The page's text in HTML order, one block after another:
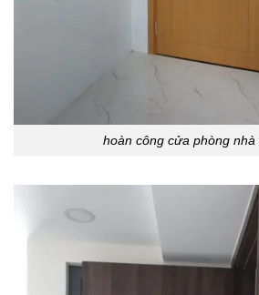
hoàn công cửa phòng nhà